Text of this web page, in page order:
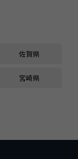
佐賀県
宮崎県